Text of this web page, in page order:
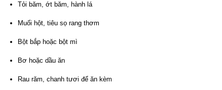
Tỏi băm, ớt băm, hành lá
Muối hột, tiêu sọ rang thơm
Bột bắp hoặc bột mì
Bơ hoặc dầu ăn
Rau răm, chanh tươi để ăn kèm